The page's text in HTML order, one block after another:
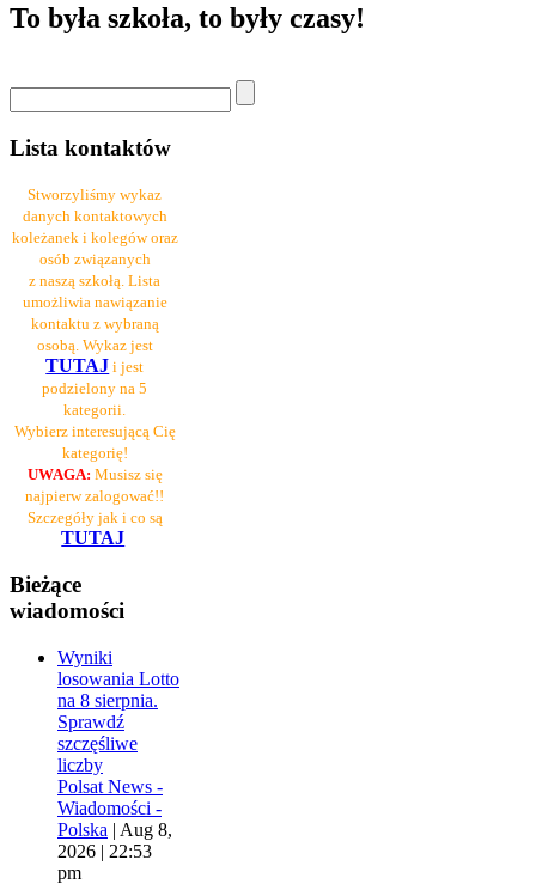
To była szkoła, to były czasy!
Lista kontaktów
Stworzyliśmy wykaz
danych kontaktowych
koleżanek i kolegów oraz
osób związanych
z naszą szkołą. Lista
umożliwia nawiązanie
kontaktu z wybraną
osobą. Wykaz jest
TUTAJ i jest
podzielony na 5
kategorii.
Wybierz interesującą Cię
kategorię!
UWAGA: Musisz się
najpierw zalogować!!
Szczegóły jak i co są
TUTAJ
Bieżące
wiadomości
Wyniki
losowania Lotto
na 8 sierpnia.
Sprawdź
szczęśliwe
liczby
Polsat News -
Wiadomości -
Polska | Aug 8,
2026 | 22:53
pm